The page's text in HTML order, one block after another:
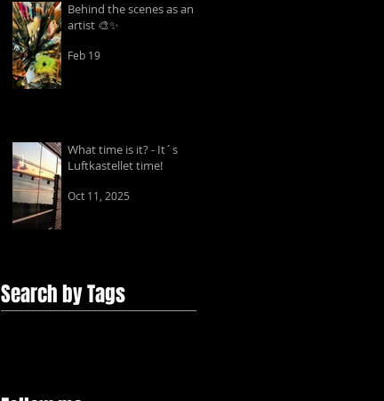
Behind the scenes as an
artist 🎨✨
Feb 19
What time is it? - It´s
Luftkastellet time!
Oct 11, 2025
Search by Tags